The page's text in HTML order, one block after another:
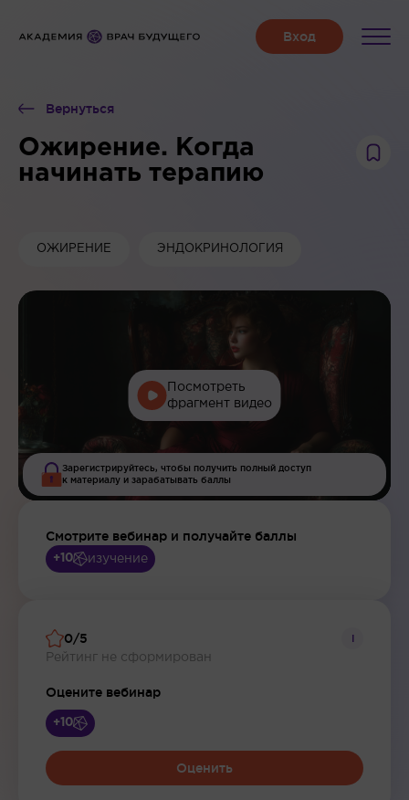
Вернуться
Ожирение. Когда
начинать терапию
ОЖИРЕНИЕ ЭНДОКРИНОЛОГИЯ
Посмотреть
фрагмент видео
Зарегистрируйтесь, чтобы получить полный доступ
к материалу и зарабатывать баллы
Смотрите вебинар и получайте баллы
+10 изучение
0/5
Рейтинг не сформирован
i
Оцените вебинар
+10
Оценить